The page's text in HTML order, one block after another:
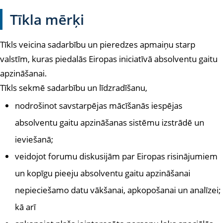
Tīkla mērķi
Tīkls veicina sadarbību un pieredzes apmaiņu starp
valstīm, kuras piedalās Eiropas iniciatīvā absolventu gaitu
apzināšanai.
Tīkls sekmē sadarbību un līdzradīšanu,
nodrošinot savstarpējas mācīšanās iespējas
absolventu gaitu apzināšanas sistēmu izstrādē un
ieviešanā;
veidojot forumu diskusijām par Eiropas risinājumiem
un kopīgu pieeju absolventu gaitu apzināšanai
nepieciešamo datu vākšanai, apkopošanai un analīzei;
kā arī